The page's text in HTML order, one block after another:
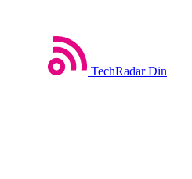
TechRadar Din